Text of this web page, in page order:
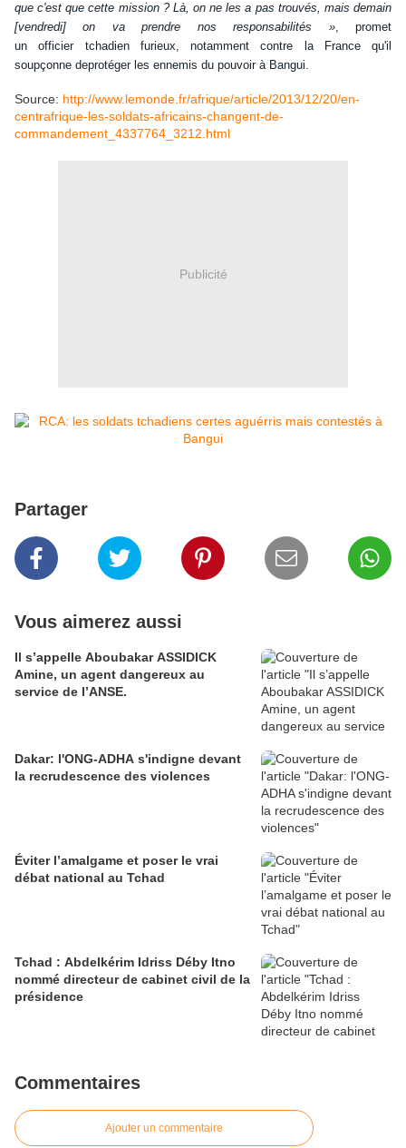
que c'est que cette mission ? Là, on ne les a pas trouvés, mais demain
[vendredi] on vaprendre nos responsabilités », promet
unofficiertchadien furieux, notamment contre la France qu'il
soupçonne deprotégerles ennemis du pouvoirà Bangui.
Source: http://www.lemonde.fr/afrique/article/2013/12/20/en-
centrafrique-les-soldats-africains-changent-de-
commandement_4337764_3212.html
Publicité
Partager
Vous aimerez aussi
Il s’appelle Aboubakar ASSIDICK
Amine, un agent dangereux au
service de l’ANSE.
Dakar: l'ONG-ADHA s'indigne devant
la recrudescence des violences
Éviter l’amalgame et poser le vrai
débat national au Tchad
Tchad : Abdelkérim Idriss Déby Itno
nommé directeur de cabinet civil de la
présidence
Commentaires
Ajouter un commentaire